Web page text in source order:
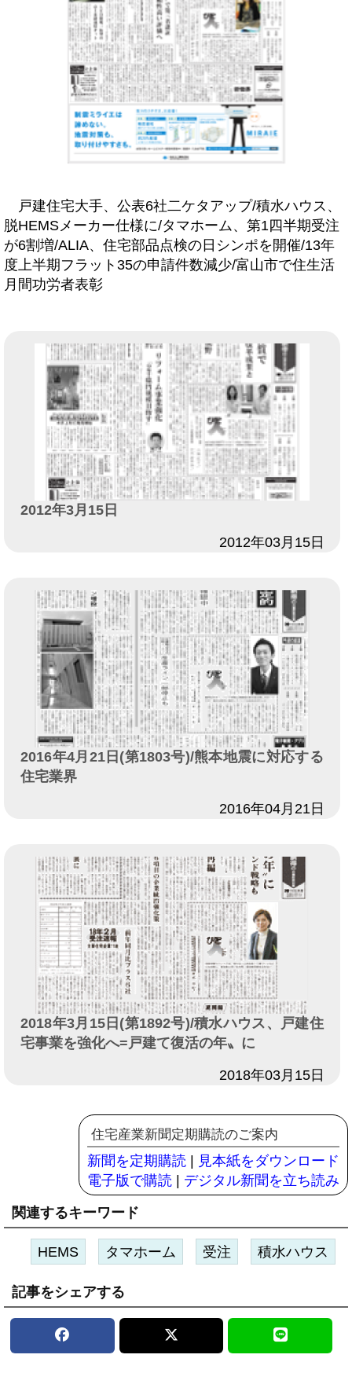
戸建住宅大手、公表6社二ケタアップ/積水ハウス、
脱HEMSメーカー仕様に/タマホーム、第1四半期受注
が6割増/ALIA、住宅部品点検の日シンポを開催/13年
度上半期フラット35の申請件数減少/富山市で住生活
月間功労者表彰
2012年3月15日
2012年03月15日
2016年4月21日(第1803号)/熊本地震に対応する
住宅業界
2016年04月21日
2018年3月15日(第1892号)/積水ハウス、戸建住
宅事業を強化へ=戸建て復活の年〟に
2018年03月15日
住宅産業新聞定期購読のご案内
新聞を定期購読 | 見本紙をダウンロード
電子版で購読 | デジタル新聞を立ち読み
関連するキーワード
HEMS タマホーム 受注 積水ハウス
記事をシェアする